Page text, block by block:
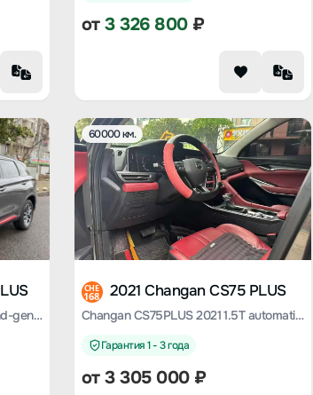
от3 326 800₽
Changan CS75 PLUS 2022 second-generation 1.5T automatic luxury type
60000 км.
CHE
168 2021 Changan CS75 PLUS
Changan CS75PLUS 2021 1.5T automatic premium type
Гарантия 1 - 3 года
от3 305 000₽